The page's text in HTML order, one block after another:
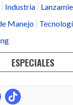
Industria
Manejo
ESPECIALES